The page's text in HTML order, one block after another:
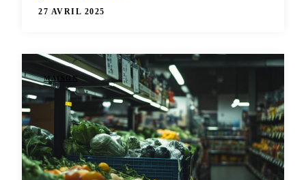
27 AVRIL 2025
MAISON